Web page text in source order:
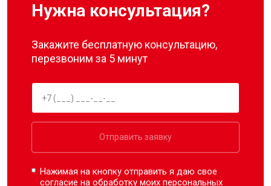
Нужна консультация?
Закажите бесплатную консультацию,
перезвоним за 5 минут
Отправить заявку
Нажимая на кнопку отправить я даю свое
согласие на обработку моихперсональных